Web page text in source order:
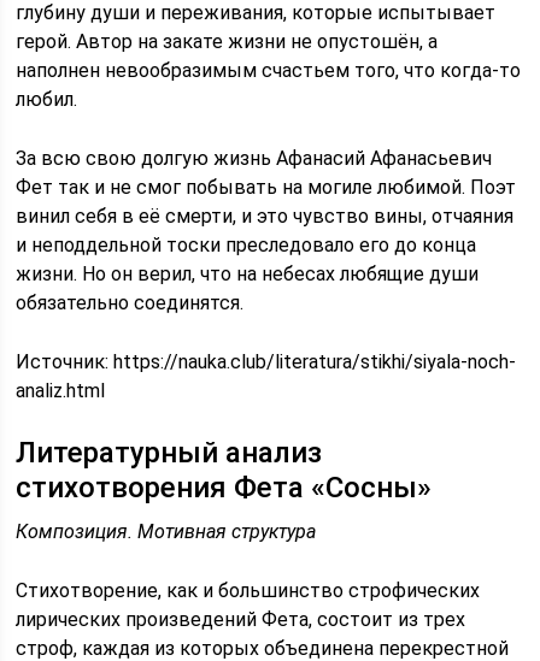
глубину души и переживания, которые испытывает
герой. Автор на закате жизни не опустошён, а
наполнен невообразимым счастьем того, что когда-то
любил.
За всю свою долгую жизнь Афанасий Афанасьевич
Фет так и не смог побывать на могиле любимой. Поэт
винил себя в её смерти, и это чувство вины, отчаяния
и неподдельной тоски преследовало его до конца
жизни. Но он верил, что на небесах любящие души
обязательно соединятся.
Источник:https://nauka.club/literatura/stikhi/siyala-noch-
analiz.html
Литературный анализ
стихотворения Фета «Сосны»
Композиция. Мотивная структура
Стихотворение, как и большинство строфических
лирических произведений Фета, состоит из трех
строф, каждая из которых объединена перекрестной